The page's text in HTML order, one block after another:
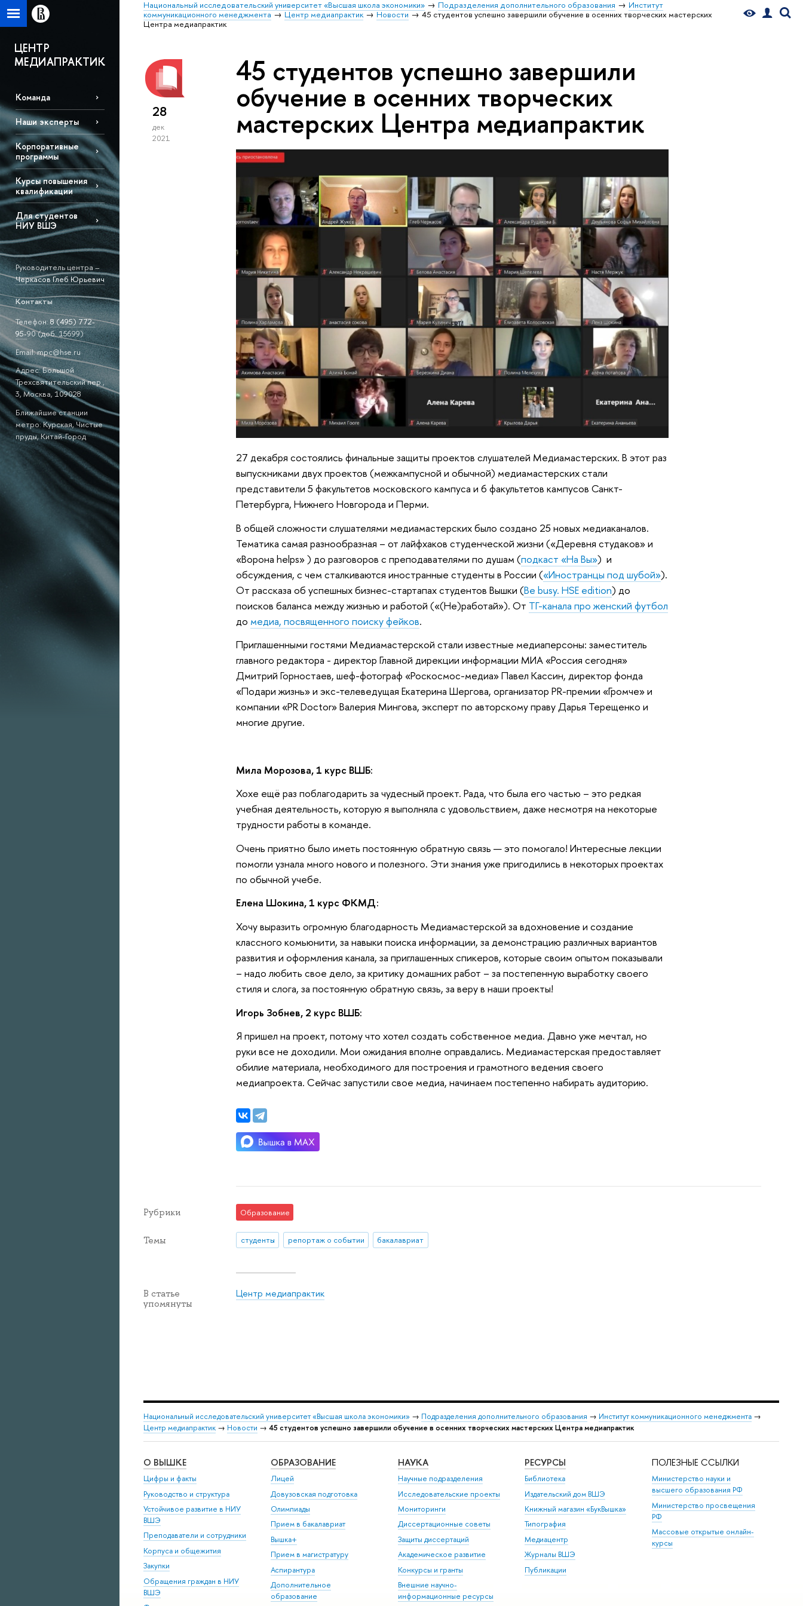
Национальный исследовательский университет «Высшая школа экономики» Подразделения дополнительного образования
Институт
коммуникационного менеджмента
Центр медиапрактик Новости
45 студентов успешно завершили обучение в осенних творческих мастерских
Центра медиапрактик
ЦЕНТР
МЕДИАПРАКТИК
Команда
Наши эксперты
Корпоративные
программы
Курсы повышения
квалификации
Для студентов
НИУ ВШЭ
Руководитель центра –
Черкасов Глеб Юрьевич
Контакты
Телефон: 8 (495) 772-
95-90 (доб. 15699)
Email: mpc@hse.ru
Адрес: Большой
Трехсвятительский пер.,
3, Москва, 109028
Ближайшие станции
метро: Курская, Чистые
пруды, Китай-Город
28
дек
2021
45 студентов успешно завершили
обучение в осенних творческих
мастерских Центра медиапрактик
27 декабря состоялись финальные защиты проектов слушателей Медиамастерских. В этот раз
выпускниками двух проектов (межкампусной и обычной) медиамастерских стали
представители 5 факультетов московского кампуса и 6 факультетов кампусов Санкт-
Петербурга, Нижнего Новгорода и Перми.
В общей сложности слушателями медиамастерских было создано 25 новых медиаканалов.
Тематика самая разнообразная – от лайфхаков студенческой жизни («Деревня студаков» и
«Ворона helps» ) до разговоров с преподавателями по душам (подкаст «На Вы») и
обсуждения, с чем сталкиваются иностранные студенты в России («Иностранцы под шубой»).
От рассказа об успешных бизнес-стартапах студентов Вышки (Be busy. HSE edition) до
поисков баланса между жизнью и работой («(Не)работай»). От ТГ-канала про женский футбол
до медиа, посвященного поиску фейков.
Приглашенными гостями Медиамастерской стали известные медиаперсоны: заместитель
главного редактора - директор Главной дирекции информации МИА «Россия сегодня»
Дмитрий Горностаев, шеф-фотограф «Роскосмос-медиа» Павел Кассин, директор фонда
«Подари жизнь» и экс-телеведущая Екатерина Шергова, организатор PR-премии «Громче» и
компании «PR Doctor» Валерия Мингова, эксперт по авторскому праву Дарья Терещенко и
многие другие.
Мила Морозова, 1 курс ВШБ:
Хоxe ещё раз поблагодарить за чудесный проект. Рада, что была его частью – это редкая
учебная деятельность, которую я выполняла с удовольствием, даже несмотря на некоторые
трудности работы в команде.
Очень приятно было иметь постоянную обратную связь — это помогало! Интересные лекции
помогли узнала много нового и полезного. Эти знания уже пригодились в некоторых проектах
по обычной учебе.
Елена Шокина, 1 курс ФКМД:
Хочу выразить огромную благодарность Медиамастерской за вдохновение и создание
классного комьюнити, за навыки поиска информации, за демонстрацию различных вариантов
развития и оформления канала, за приглашенных спикеров, которые своим опытом показывали
– надо любить свое дело, за критику домашних работ – за постепенную выработку своего
стиля и слога, за постоянную обратную связь, за веру в наши проекты!
Игорь Зобнев, 2 курс ВШБ:
Я пришел на проект, потому что хотел создать собственное медиа. Давно уже мечтал, но
руки все не доходили. Мои ожидания вполне оправдались. Медиамастерская предоставляет
обилие материала, необходимого для построения и грамотного ведения своего
медиапроекта. Сейчас запустили свое медиа, начинаем постепенно набирать аудиторию.
Рубрики Образование
Темы студенты репортаж о событии бакалавриат
В статье
упомянуты
Центр медиапрактик
Национальный исследовательский университет «Высшая школа экономики» → Подразделения дополнительного образования → Институт коммуникационного менеджмента →
Центр медиапрактик → Новости → 45 студентов успешно завершили обучение в осенних творческих мастерских Центра медиапрактик
О ВЫШКЕ
Цифры и факты
Руководство и структура
Устойчивое развитие в НИУ
ВШЭ
Преподаватели и сотрудники
Корпуса и общежития
Закупки
Обращения граждан в НИУ
ВШЭ
ОБРАЗОВАНИЕ
Лицей
Довузовская подготовка
Олимпиады
Прием в бакалавриат
Вышка+
Прием в магистратуру
Аспирантура
Дополнительное
образование
НАУКА
Научные подразделения
Исследовательские проекты
Мониторинги
Диссертационные советы
Защиты диссертаций
Академическое развитие
Конкурсы и гранты
Внешние научно-
информационные ресурсы
РЕСУРСЫ
Библиотека
Издательский дом ВШЭ
Книжный магазин «БукВышка»
Типография
Медиацентр
Журналы ВШЭ
Публикации
ПОЛЕЗНЫЕ ССЫЛКИ
Министерство науки и
высшего образования РФ
Министерство просвещения
РФ
Массовые открытые онлайн-
курсы